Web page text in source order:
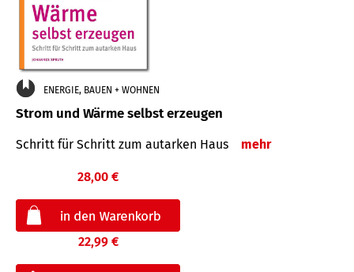
ENERGIE, BAUEN + WOHNEN
Strom und Wärme selbst erzeugen
Schritt für Schritt zum autarken Haus mehr
28,00 €
22,99 €